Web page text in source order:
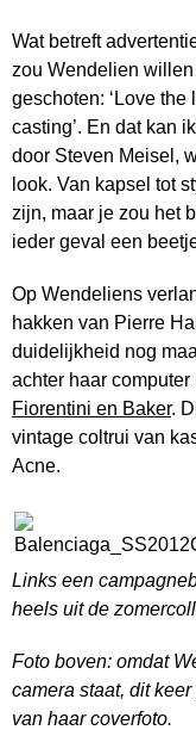
Wat betreft
zou Wendelien
geschoten: ‘Love
casting’. En dat kan
door Steven Meisel,
look. Van kapsel tot
zijn, maar je zou het
ieder geval een
Op Wendeliens
hakken van Pierre
duidelijkheid nog
achter haar
Fiorentini en Baker.
vintage coltrui van
Acne.
Links een
heels uit de
Foto boven: omdat
camera staat, dit
van haar coverfoto.